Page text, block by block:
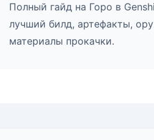
Полный гайд на Горо в
лучший билд, артефакты,
материалы прокачки.